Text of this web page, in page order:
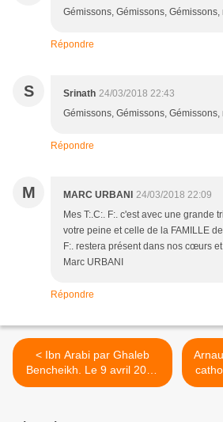
Gémissons, Gémissons,
Répondre
S Srinath 24/03/2018 22:43
Gémissons, Gémissons,
Répondre
M MARC URBANI
24/03/2018 22:09
Mes T:.C:. F:. c'est avec une grande
votre peine et celle de la FAMILLE
F:. restera présent dans nos cœurs
Marc URBANI
Répondre
< Ibn Arabi par Ghaleb
Bencheikh. Le 9 avril 2018
à l'Institut du Monde arabe.